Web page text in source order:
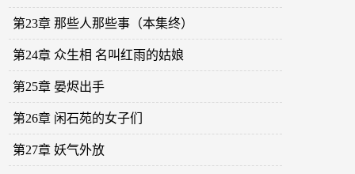
第23章 那些人那些事（本集终）
第24章 众生相 名叫红雨的姑娘
第25章 晏烬出手
第26章 闲石苑的女子们
第27章 妖气外放